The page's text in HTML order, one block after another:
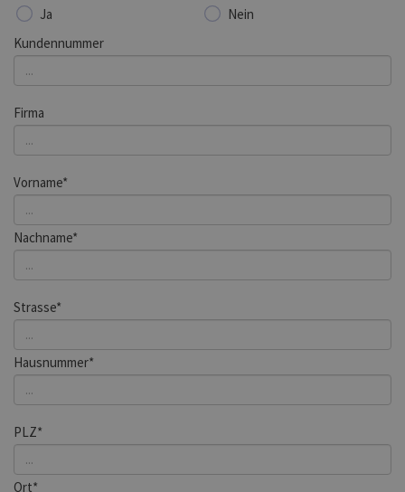
Ja
Nein
Kundennummer
Firma
Vorname*
Nachname*
Strasse*
Hausnummer*
PLZ*
Ort*